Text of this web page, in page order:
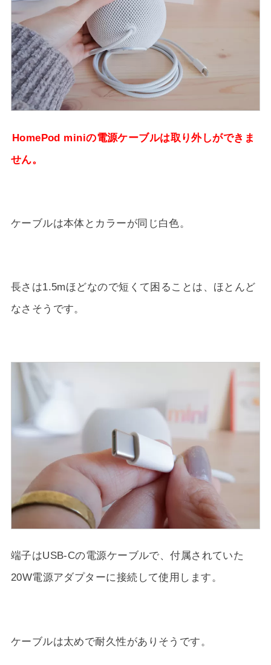
HomePod miniの電源ケーブルは取り外しができま
せん。
ケーブルは本体とカラーが同じ白色。
長さは1.5mほどなので短くて困ることは、ほとんど
なさそうです。
端子はUSB-Cの電源ケーブルで、付属されていた
20W電源アダプターに接続して使用します。
ケーブルは太めで耐久性がありそうです。